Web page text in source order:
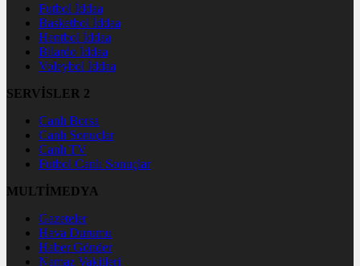
Futbol İddaa
Basketbol İddaa
Hentbol İddaa
Bilardo İddaa
Voleybol İddaa
SERVİSLER 2
Canlı Borsa
Canlı Sonuçlar
Canlı TV
Futbol Canlı Sonuçlar
MULTİMEDYA
Gazeteler
Hava Durumu
Haber Gönder
Namaz Vakitleri